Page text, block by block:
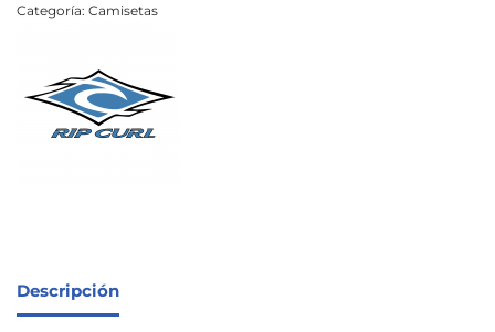
Categoría: Camisetas
Descripción